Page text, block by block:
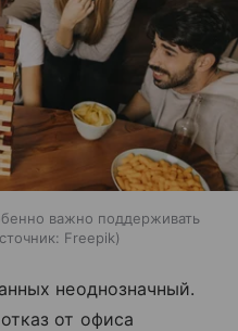
важно поддерживать
Freepik
неоднозначный.
от офиса